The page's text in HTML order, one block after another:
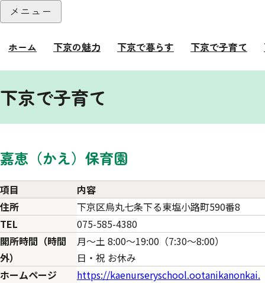
本文へ
メニュー
ホーム 下京の魅力 下京で暮らす 下京で子育て
下京で子育て
嘉恵（かえ）保育園
項目
内容
住所
下京区烏丸七条下る東塩小路町590番8
TEL
075-585-4380
開所時間（時間
外）
月～土 8:00～19:00（7:30～8:00）
日・祝 お休み
ホームページ
https://kaenurseryschool.ootanikanonkai.